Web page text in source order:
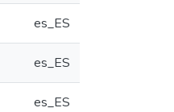
es_ES
es_ES
es_ES